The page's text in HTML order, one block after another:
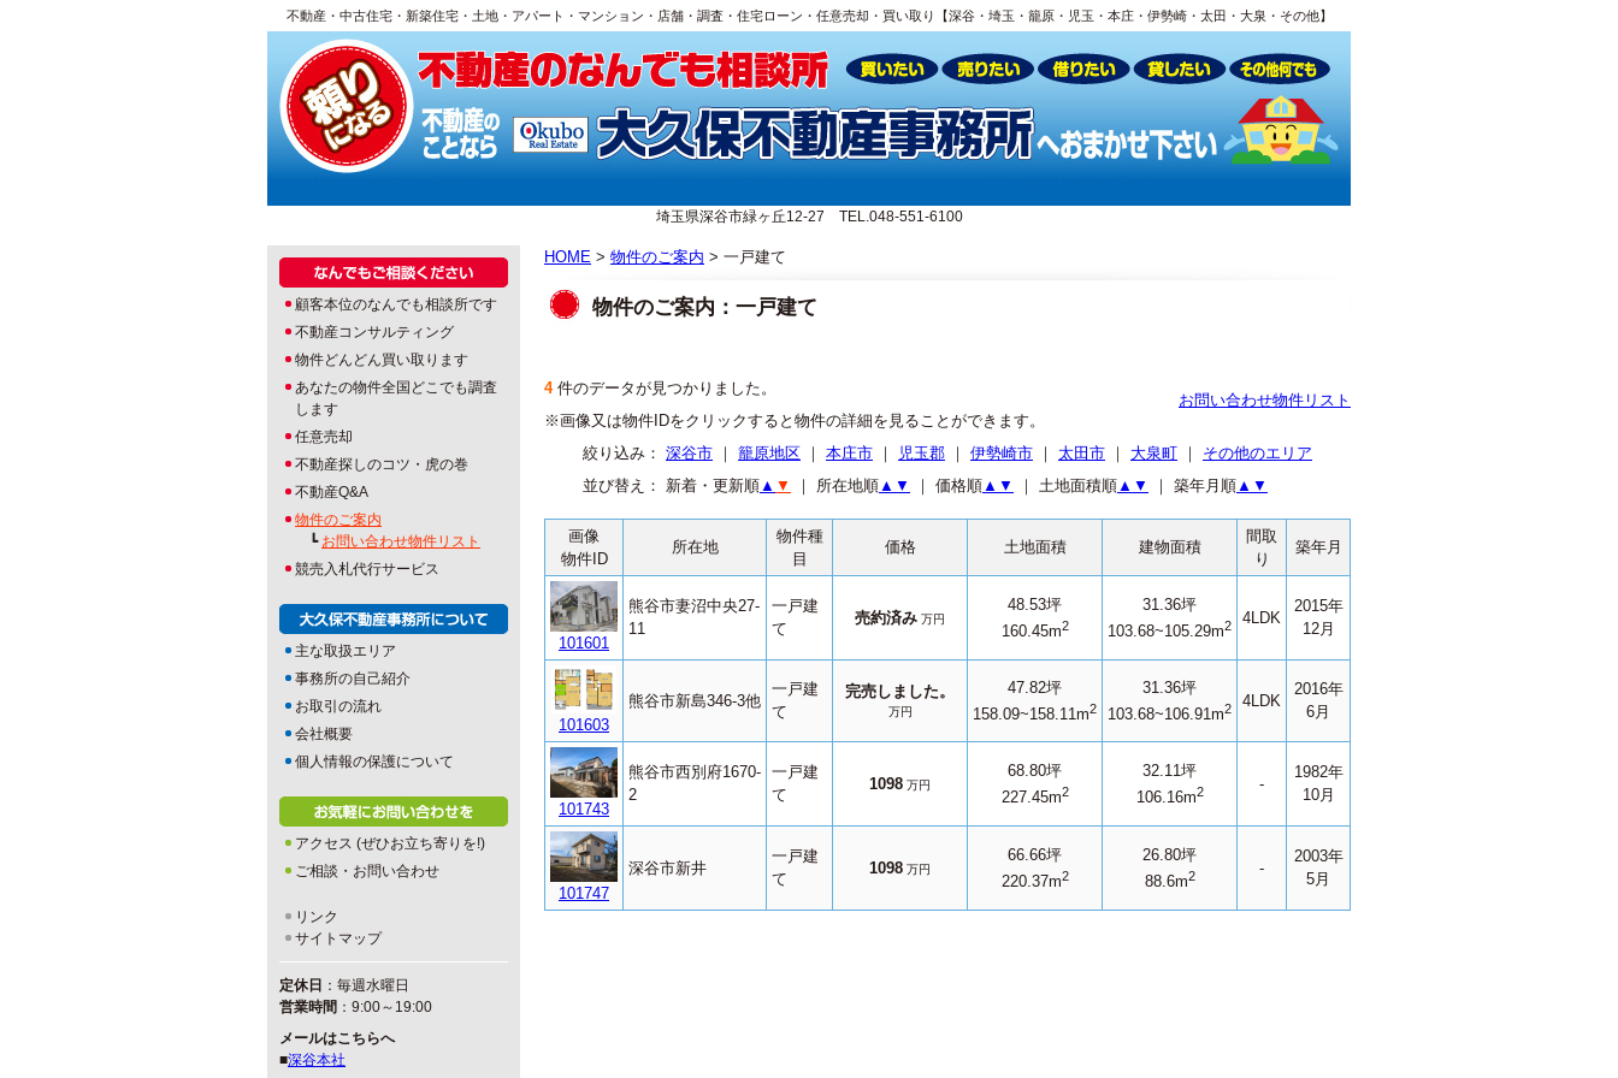
不動産・中古住宅・新築住宅・土地・アパート・マンション・店舗・調査・住宅ローン・任意売却・買い取り【深谷・埼玉・籠原・児玉・本庄・伊勢崎・太田・大泉・その他】
埼玉県深谷市緑ヶ丘12-27 TEL.048-551-6100
HOME > 物件のご案内 > 一戸建て
物件のご案内：一戸建て
4件のデータが見つかりました。
※画像又は物件IDをクリックすると物件の詳細を見ることができます。
お問い合わせ物件リスト
絞り込み： 深谷市 ｜ 籠原地区 ｜ 本庄市 ｜ 児玉郡 ｜ 伊勢崎市 ｜ 太田市 ｜ 大泉町 ｜ その他のエリア
並び替え： 新着・更新順▲ ▼ ｜ 所在地順▲ ▼ ｜ 価格順▲ ▼ ｜ 土地面積順▲ ▼ ｜ 築年月順▲ ▼
画像
物件ID
所在地
物件種
目
価格 土地面積 建物面積
間取
り
築年月
101601
熊谷市妻沼中央27-
11
一戸建
て
売約済み 万円
48.53坪
160.45m2
31.36坪
103.68~105.29m2 4LDK
2015年
12月
101603
熊谷市新島346-3他
一戸建
て
完売しました。
万円
47.82坪
158.09~158.11m2
31.36坪
103.68~106.91m2 4LDK
2016年
6月
101743
熊谷市西別府1670-
2
一戸建
て
1098 万円
68.80坪
227.45m2
32.11坪
106.16m2 -
1982年
10月
101747
深谷市新井
一戸建
て
1098 万円
66.66坪
220.37m2
26.80坪
88.6m2 -
2003年
5月
顧客本位のなんでも相談所です
不動産コンサルティング
物件どんどん買い取ります
あなたの物件全国どこでも調査
します
任意売却
不動産探しのコツ・虎の巻
不動産Q&A
物件のご案内
┗ お問い合わせ物件リスト
競売入札代行サービス
主な取扱エリア
事務所の自己紹介
お取引の流れ
会社概要
個人情報の保護について
アクセス (ぜひお立ち寄りを!)
ご相談・お問い合わせ
リンク
サイトマップ
定休日 ：毎週水曜日
営業時間 ：9:00～19:00
メールはこちらへ
■深谷本社